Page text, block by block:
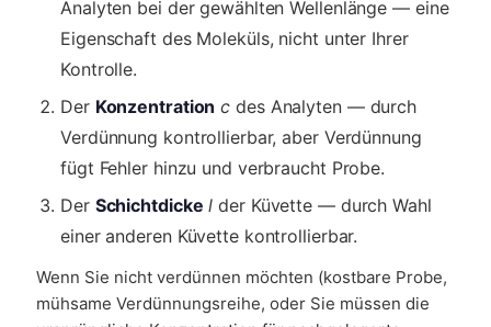
Analyten bei der gewählten Wellenlänge — eine
Eigenschaft des Moleküls, nicht unter Ihrer
Kontrolle.
Der Konzentration c des Analyten — durch
Verdünnung kontrollierbar, aber Verdünnung
fügt Fehler hinzu und verbraucht Probe.
Der Schichtdicke l der Küvette — durch Wahl
einer anderen Küvette kontrollierbar.
Wenn Sie nicht verdünnen möchten (kostbare Probe,
mühsame Verdünnungsreihe, oder Sie müssen die